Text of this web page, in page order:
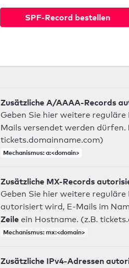
SPF-Record bestellen
Zusätzliche A/AAAA-Records
Geben Sie hier weitere
Mails versendet werden dürfen.
tickets.domainname.com)
Mechanismus: a:<domain>
Zusätzliche MX-Records
Geben Sie hier weitere
autorisiert wird, E-Mails im
Zeile ein Hostname. (z.B.
Mechanismus: mx:<domain>
Zusätzliche IPv4-Adressen